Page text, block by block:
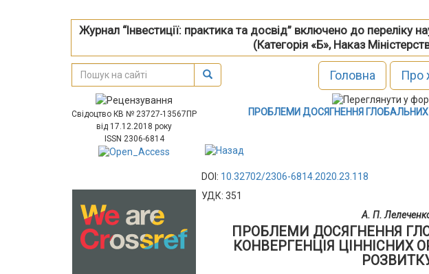
Журнал “Інвестиції: практика та досвід” включено до переліку
(Категорія «Б», Наказ
Головна Про
Свідоцтво КВ № 23727-13567ПР
від 17.12.2018 року
ISSN 2306-6814
ПРОБЛЕМИ ДОСЯГНЕННЯ ГЛОБАЛЬНИХ
DOI: 10.32702/2306-6814.2020.23.118
УДК: 351
А. П.
ПРОБЛЕМИ ДОСЯГНЕННЯ
КОНВЕРГЕНЦІЯ ЦІННІСНИХ